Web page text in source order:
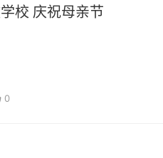
校 庆祝母亲节
0